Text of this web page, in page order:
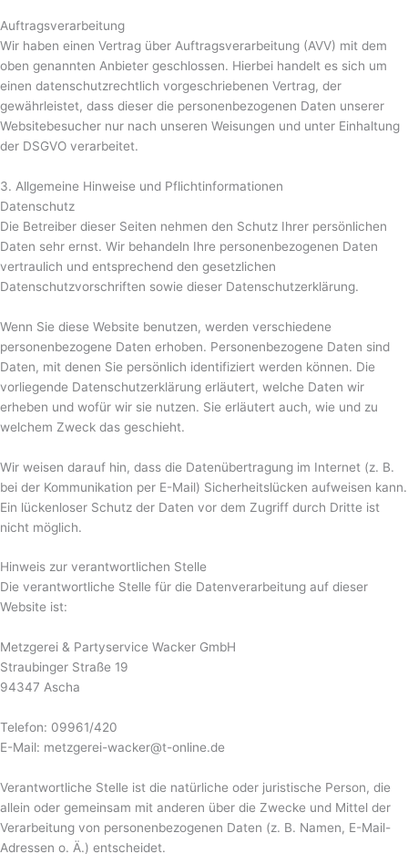
Auftragsverarbeitung
Wir haben einen Vertrag über Auftragsverarbeitung (AVV) mit dem
oben genannten Anbieter geschlossen. Hierbei handelt es sich um
einen datenschutzrechtlich vorgeschriebenen Vertrag, der
gewährleistet, dass dieser die personenbezogenen Daten unserer
Websitebesucher nur nach unseren Weisungen und unter Einhaltung
der DSGVO verarbeitet.
3. Allgemeine Hinweise und Pflicht­informationen
Datenschutz
Die Betreiber dieser Seiten nehmen den Schutz Ihrer persönlichen
Daten sehr ernst. Wir behandeln Ihre personenbezogenen Daten
vertraulich und entsprechend den gesetzlichen
Datenschutzvorschriften sowie dieser Datenschutzerklärung.
Wenn Sie diese Website benutzen, werden verschiedene
personenbezogene Daten erhoben. Personenbezogene Daten sind
Daten, mit denen Sie persönlich identifiziert werden können. Die
vorliegende Datenschutzerklärung erläutert, welche Daten wir
erheben und wofür wir sie nutzen. Sie erläutert auch, wie und zu
welchem Zweck das geschieht.
Wir weisen darauf hin, dass die Datenübertragung im Internet (z. B.
bei der Kommunikation per E-Mail) Sicherheitslücken aufweisen kann.
Ein lückenloser Schutz der Daten vor dem Zugriff durch Dritte ist
nicht möglich.
Hinweis zur verantwortlichen Stelle
Die verantwortliche Stelle für die Datenverarbeitung auf dieser
Website ist:
Metzgerei & Partyservice Wacker GmbH
Straubinger Straße 19
94347 Ascha
Telefon: 09961/420
E-Mail: metzgerei-wacker@t-online.de
Verantwortliche Stelle ist die natürliche oder juristische Person, die
allein oder gemeinsam mit anderen über die Zwecke und Mittel der
Verarbeitung von personenbezogenen Daten (z. B. Namen, E-Mail-
Adressen o. Ä.) entscheidet.